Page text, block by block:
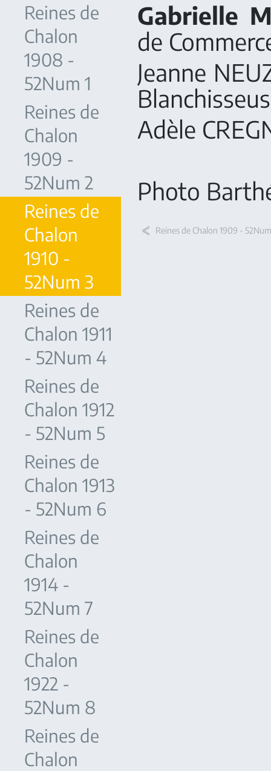
Reines de
Chalon
1908 -
52Num 1
Reines de
Chalon
1909 -
52Num 2
Reines de
Chalon
1910 -
52Num 3
Reines de
Chalon 1911
- 52Num 4
Reines de
Chalon 1912
- 52Num 5
Reines de
Chalon 1913
- 52Num 6
Reines de
Chalon
1914 -
52Num 7
Reines de
Chalon
1922 -
52Num 8
Reines de
Chalon
Gabrielle
de
Jeanne
Adèle
Photo
Reines de Chalon 1909 -